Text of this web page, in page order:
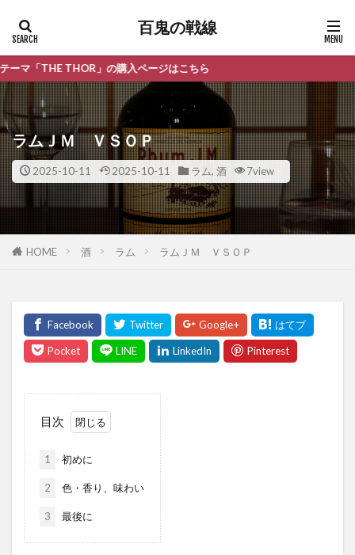
百鬼の戦線
」の購入ページはこちら
ラムＪＭ ＶＳＯＰ
2025-10-11 2025-10-11 ラム, 酒 7view
HOME 酒 ラム ラムＪＭ ＶＳＯＰ
目次
1 初めに
2 色・香り、味わい
3 最後に